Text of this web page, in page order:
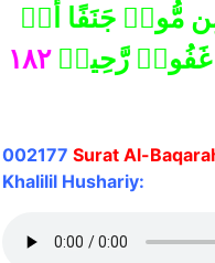
مُّوصٖ جَنَفًا أَوۡ
غَفُورٞ رَّحِيمٞ١٨٢
002177 Surat Al-
Khalilil Hushariy: